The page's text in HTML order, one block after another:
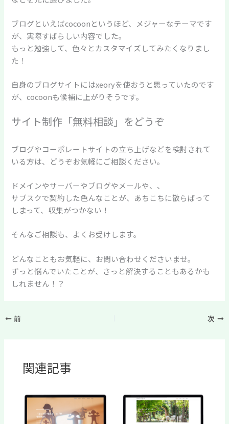
ブログといえばcocoonというほど、メジャーなテーマです
が、実際すばらしい内容でした。
もっと勉強して、色々とカスタマイズしてみたくなりまし
た！
自身のブログサイトにはxeoryを使おうと思っていたのです
が、cocoonも候補に上がりそうです。
サイト制作「無料相談」をどうぞ
ブログやコーポレートサイトの立ち上げなどを検討されて
いる方は、どうぞお気軽にご相談ください。
ドメインやサーバーやブログやメールや、、
サブスクで契約した色んなことが、あちこちに散らばって
しまって、収集がつかない！
そんなご相談も、よくお受けします。
どんなこともお気軽に、お問い合わせくださいませ。
ずっと悩んでいたことが、さっと解決することもあるかも
しれません！？
前 次
関連記事